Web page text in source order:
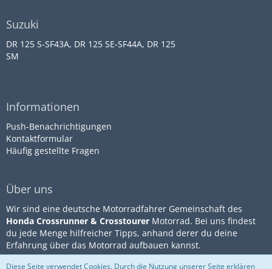
Suzuki
DR 125 S-SF43A, DR 125 SE-SF44A, DR 125
SM
Informationen
Push-Benachrichtigungen
Kontaktformular
Häufig gestellte Fragen
Über uns
Wir sind eine deutsche Motorradfahrer Gemeinschaft des
Honda Crossrunner & Crosstourer Motorrad. Bei uns findest
du jede Menge hilfreicher Tipps, anhand derer du deine
Erfahrung über das Motorrad aufbauen kannst.
Diese Seite verwendet Cookies. Durch die Nutzung unserer Seite erklären